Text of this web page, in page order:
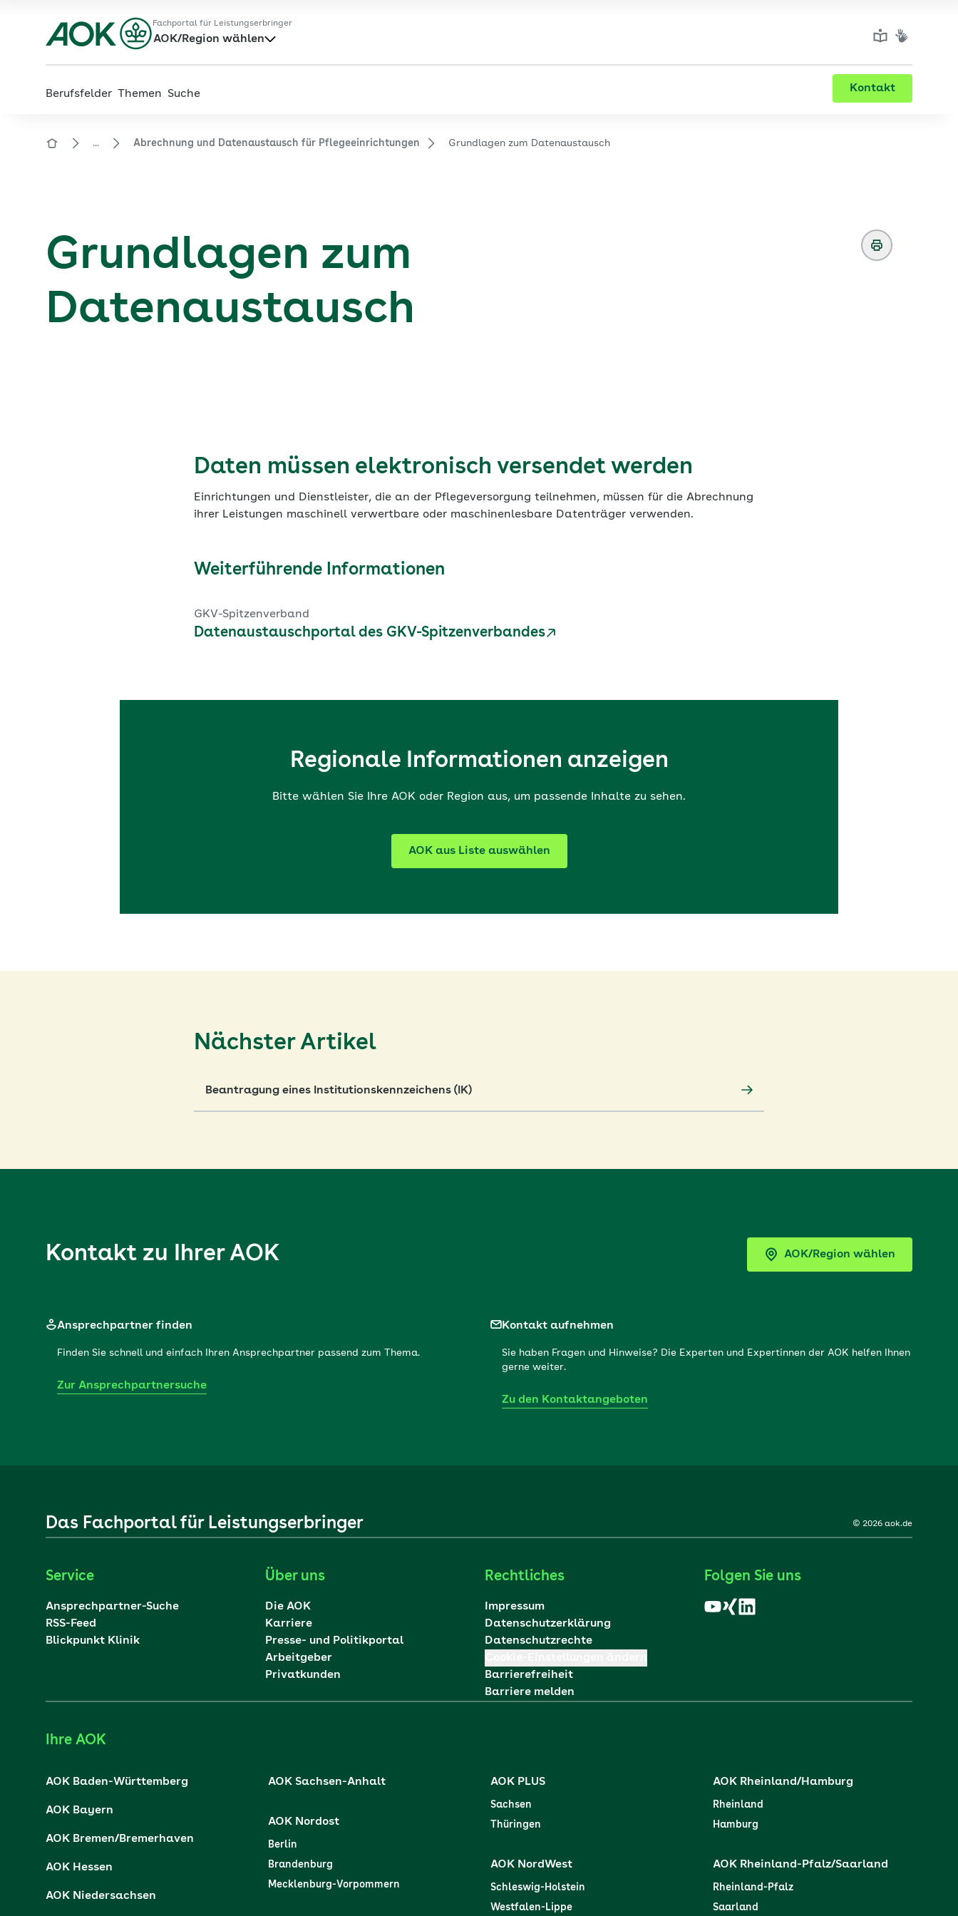
Hauptinhalt
Fußzeile
Fachportal für Leistungserbringer
AOK/Region wählen
Berufsfelder Themen Suche Kontakt
Zur Startseite von der Website aok.de/gp
... Abrechnung und Datenaustausch für Pflegeeinrichtungen Grundlagen zum Datenaustausch
Grundlagen zum
Datenaustausch
Daten müssen elektronisch versendet werden
Einrichtungen und Dienstleister, die an der Pflegeversorgung teilnehmen, müssen für die Abrechnung
ihrer Leistungen maschinell verwertbare oder maschinenlesbare Datenträger verwenden.
Weiterführende Informationen
GKV-Spitzenverband
Datenaustauschportal des GKV-Spitzenverbandes
Regionale Informationen anzeigen
Bitte wählen Sie Ihre AOK oder Region aus, um passende Inhalte zu sehen.
AOK aus Liste auswählen
Nächster Artikel
Beantragung eines Institutionskennzeichens (IK)
Kontakt zu Ihrer AOK AOK/Region wählen
Ansprechpartner finden
Finden Sie schnell und einfach Ihren Ansprechpartner passend zum Thema.
Zur Ansprechpartnersuche
Kontakt aufnehmen
Sie haben Fragen und Hinweise? Die Experten und Expertinnen der AOK helfen Ihnen
gerne weiter.
Zu den Kontaktangeboten
Das Fachportal für Leistungserbringer © 2026 aok.de
Service
Ansprechpartner-Suche
RSS-Feed
Blickpunkt Klinik
Über uns
Die AOK
Karriere
Presse- und Politikportal
Arbeitgeber
Privatkunden
Rechtliches
Impressum
Datenschutzerklärung
Datenschutzrechte
Barrierefreiheit
Barriere melden
Folgen Sie uns
Ihre AOK
AOK Baden-Württemberg
AOK Bayern
AOK Bremen/Bremerhaven
AOK Hessen
AOK Niedersachsen
AOK Sachsen-Anhalt
AOK Nordost
Berlin
Brandenburg
Mecklenburg-Vorpommern
AOK PLUS
Sachsen
Thüringen
AOK NordWest
Schleswig-Holstein
Westfalen-Lippe
AOK Rheinland/Hamburg
Rheinland
Hamburg
AOK Rheinland-Pfalz/Saarland
Rheinland-Pfalz
Saarland